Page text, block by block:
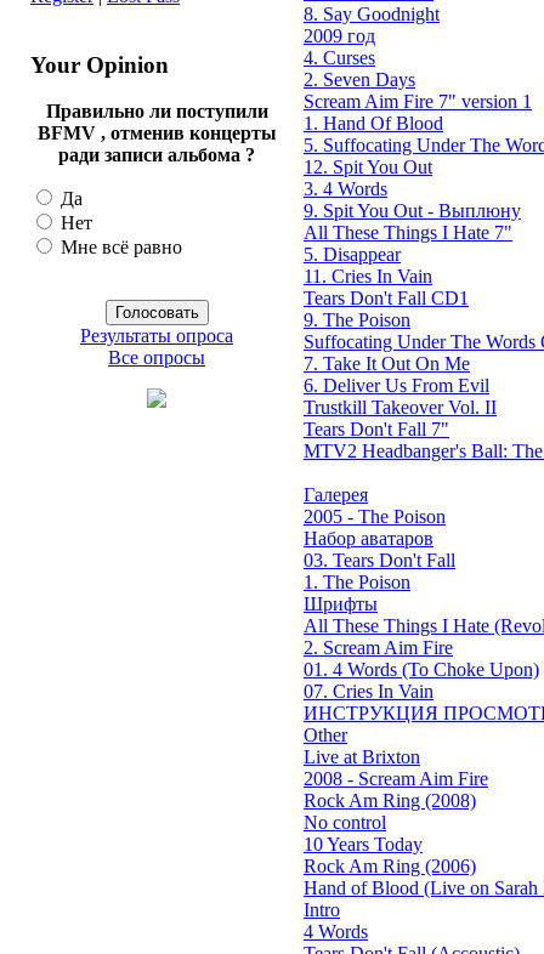
Your Opinion
Правильно ли поступили
BFMV , отменив концерты
ради записи альбома ?
Да
Нет
Мне всё равно
Результаты опроса
Все опросы
8. Say Goodnight
2009 год
4. Curses
2. Seven Days
Scream Aim Fire 7" version 1
1. Hand Of Blood
5. Suffocating Under The
12. Spit You Out
3. 4 Words
9. Spit You Out - Выплюну
All These Things I Hate 7"
5. Disappear
11. Cries In Vain
Tears Don't Fall CD1
9. The Poison
Suffocating Under The Words
7. Take It Out On Me
6. Deliver Us From Evil
Trustkill Takeover Vol. II
Tears Don't Fall 7"
MTV2 Headbanger's Ball:
Галерея
2005 - The Poison
Набор аватаров
03. Tears Don't Fall
1. The Poison
Шрифты
All These Things I Hate
2. Scream Aim Fire
01. 4 Words (To Choke Upon)
07. Cries In Vain
ИНСТРУКЦИЯ
Other
Live at Brixton
2008 - Scream Aim Fire
Rock Am Ring (2008)
No control
10 Years Today
Rock Am Ring (2006)
Hand of Blood (Live on Sarah
Intro
4 Words